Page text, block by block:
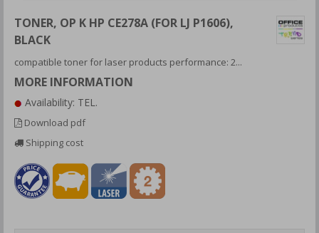
TONER, OP K HP CE278A (FOR LJ P1606),
BLACK
compatible toner for laser products performance: 2...
MORE INFORMATION
Availability: TEL.
Download pdf
Shipping cost